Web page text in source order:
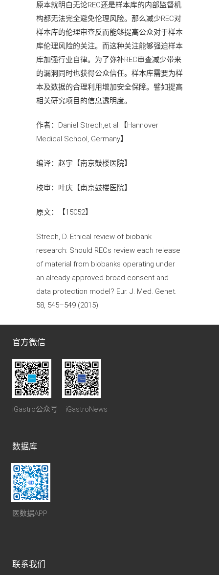
原本就明白无论REC还是样本库的内部监督机
构都无法完全避免伦理风险。那么减少REC对
样本库的伦理审查反而能够提高公众对于样本
库伦理风险的关注。而这种关注能够强迫样本
库加强行业自律。为了弥补REC审查减少带来
的漏洞同时也获得公众信任。样本库需要为样
本及数据的合理利用增加安全保障。譬如提高
相关研究项目的信息透明度。
作者：Daniel Strech,et al.【Hannover
Medical School, Germany】
编译：赵宇【南京鼓楼医院】
校审：叶庆【南京鼓楼医院】
原文：【15052】
Strech, D. Ethical review of biobank
research: Should RECs review each release
of material from biobanks operating under
an already-approved broad consent and
data protection model? Eur. J. Med. Genet.
58, 545–549 (2015).
官方微信
iGastro公众号 iGastroNews
数据库
医数据APP
联系我们